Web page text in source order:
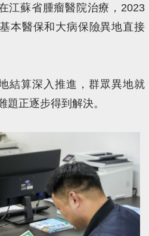
江蘇省腫瘤醫院治療，2023
本醫保和大病保險異地直接
結算深入推進，群眾異地就
題正逐步得到解決。